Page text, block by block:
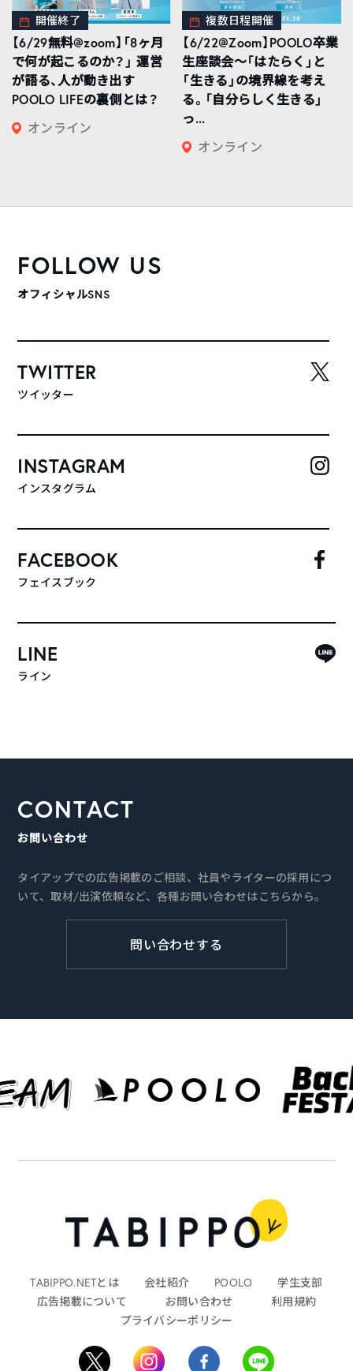
開催終了
【6/29無料@zoom】「8ヶ月
で何が起こるのか？」 運営
が語る、人が動き出す
POOLO LIFEの裏側とは？
オンライン
複数日程開催
【6/22@Zoom】POOLO卒業
生座談会〜「はたらく」と
「生きる」の境界線を考え
る。「自分らしく生きる」
っ...
オンライン
FOLLOW US
オフィシャルSNS
TWITTER
ツイッター
INSTAGRAM
インスタグラム
FACEBOOK
フェイスブック
LINE
ライン
CONTACT
お問い合わせ
タイアップでの広告掲載のご相談、社員やライターの採用につ
いて、取材/出演依頼など、各種お問い合わせはこちらから。
問い合わせする
TABIPPO.NETとは 会社紹介 POOLO
学生支部
広告掲載について
お問い合わせ
利用規約
プライバシーポリシー